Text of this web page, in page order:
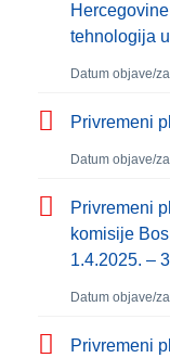
tehnologija
Datum objave/
Privremeni
Datum objave/
Privremeni
komisije
1.4.2025. –
Datum objave/
Privremeni